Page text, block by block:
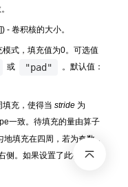
- 卷积核的大小。
式，填充值为0。可选值
或 "pad" 。默认值：
填充，使得当 stride 为
一致。待填充的量由算子
填充在四周，若为奇数，
侧。如果设置了此模式，